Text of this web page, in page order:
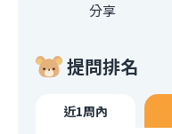
分享
提問排名
近1周內